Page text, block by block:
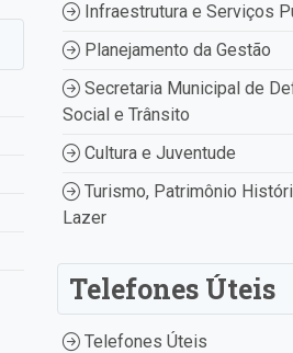
Infraestrutura e Serviços
Planejamento da Gestão
Secretaria Municipal de
Social e Trânsito
Cultura e Juventude
Turismo, Patrimônio
Lazer
Telefones Úteis
Telefones Úteis